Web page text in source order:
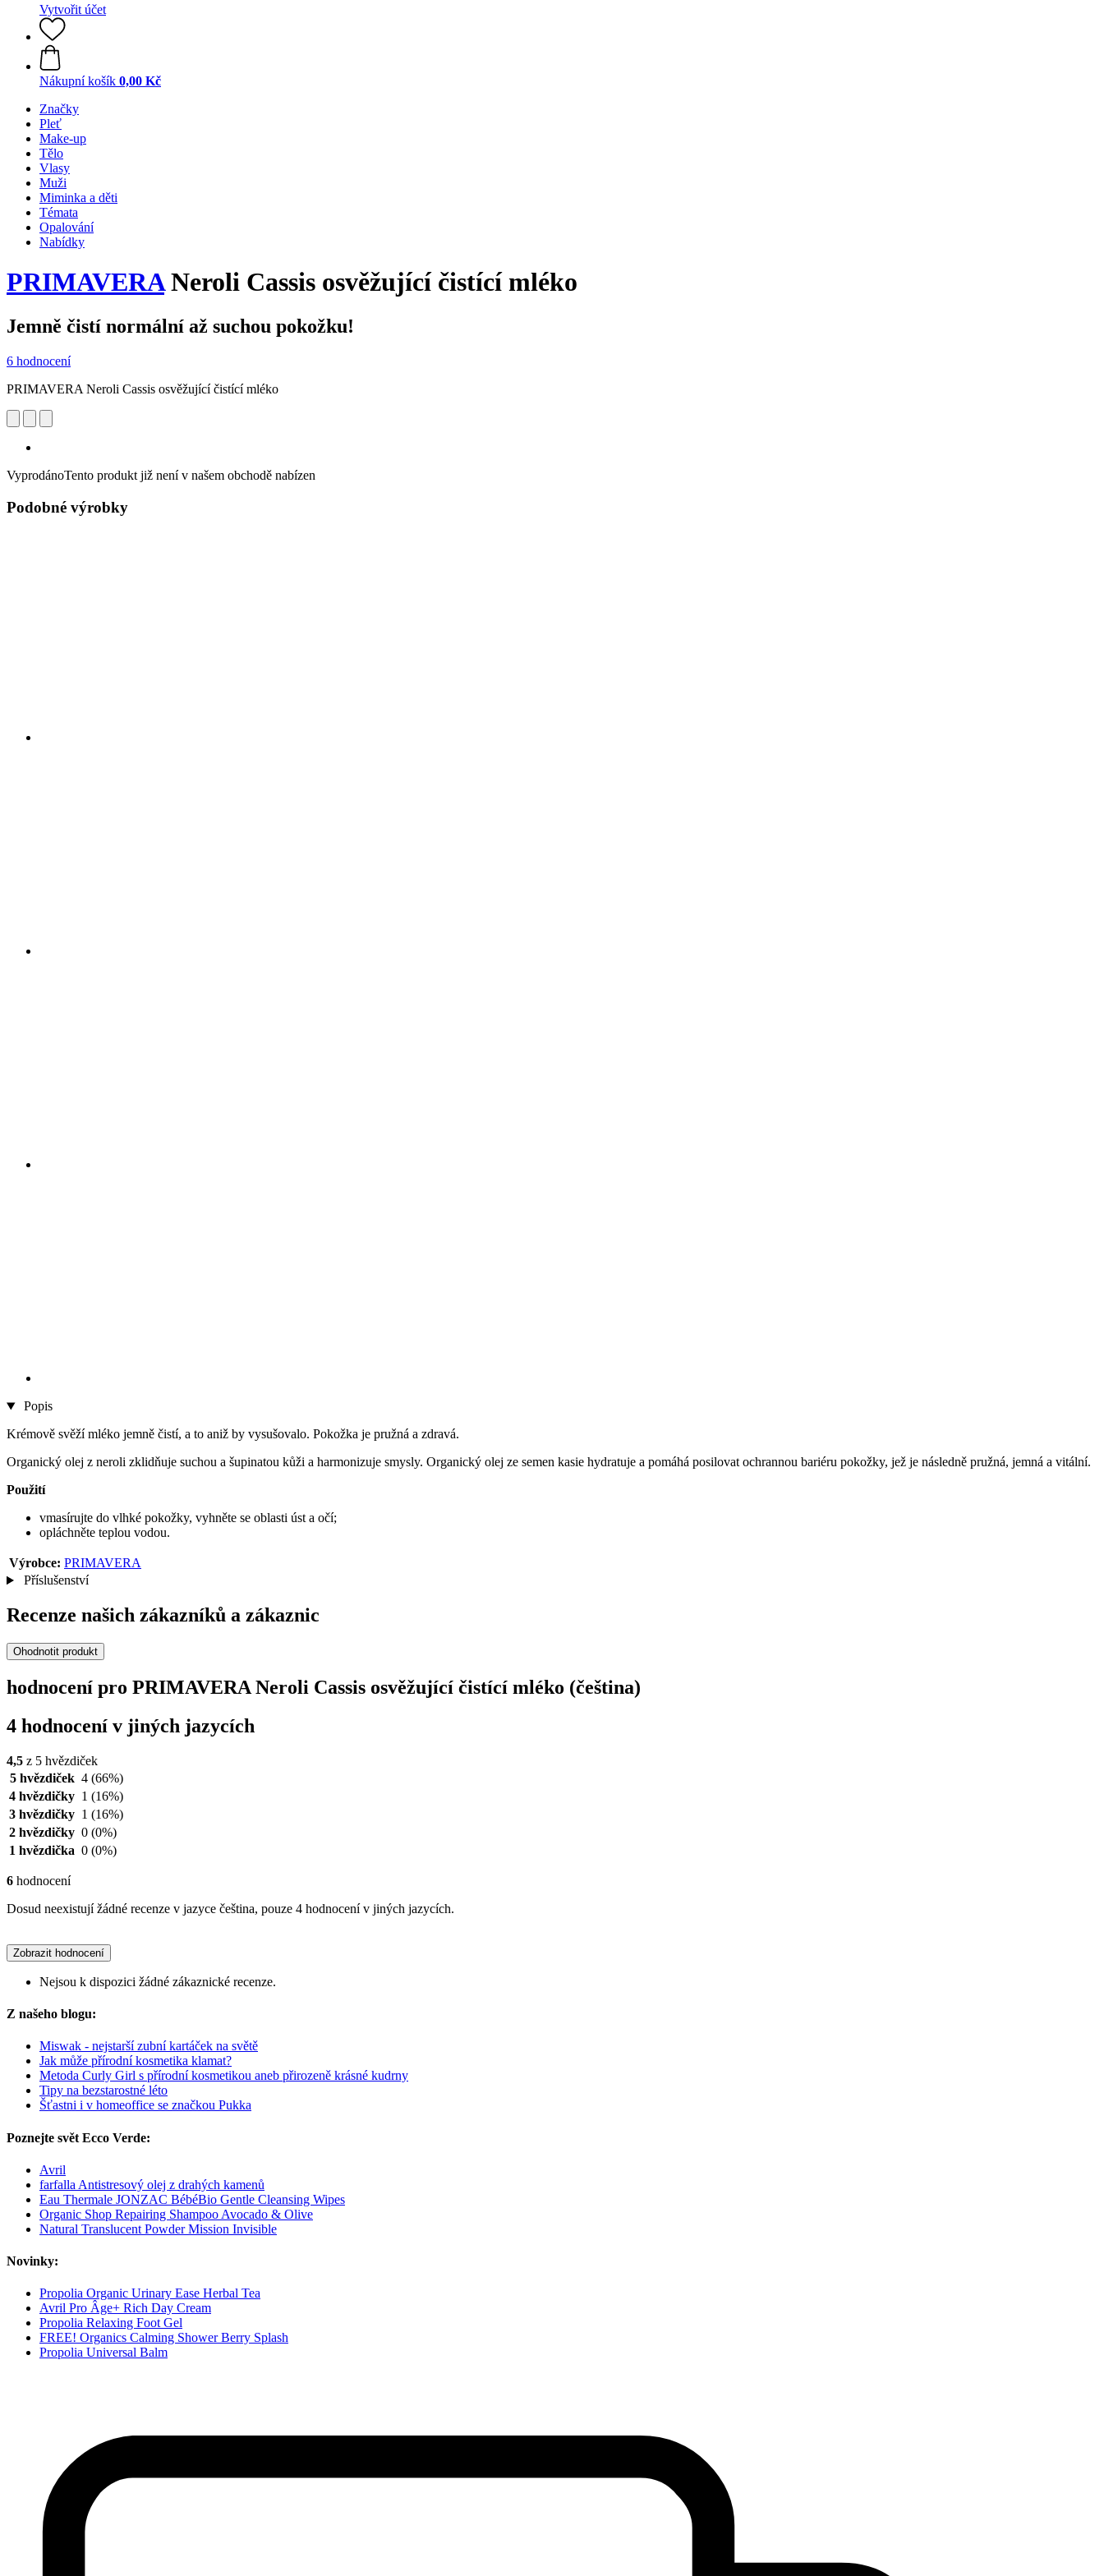
Vytvořit účet
Nákupní košík 0,00 Kč
Značky
Pleť
Make-up
Tělo
Vlasy
Muži
Miminka a děti
Témata
Opalování
Nabídky
PRIMAVERANeroli Cassis osvěžující čistící mléko
Jemně čistí normální až suchou pokožku!
6 hodnocení
PRIMAVERA Neroli Cassis osvěžující čistící mléko
VyprodánoTento produkt již není v našem obchodě nabízen
Podobné výrobky
Popis
Krémově svěží mléko jemně čistí, a to aniž by vysušovalo. Pokožka je pružná a zdravá.
Organický olej z neroli zklidňuje suchou a šupinatou kůži a harmonizuje smysly. Organický olej ze semen kasie hydratuje a pomáhá posilovat ochrannou bariéru pokožky, jež je následně pružná, jemná a vitální.
Použití
vmasírujte do vlhké pokožky, vyhněte se oblasti úst a očí;
opláchněte teplou vodou.
Výrobce: PRIMAVERA
Příslušenství
Recenze našich zákazníků a zákaznic
Ohodnotit produkt
hodnocení pro PRIMAVERA Neroli Cassis osvěžující čistící mléko (čeština)
4 hodnocení v jiných jazycích
4,5 z 5 hvězdiček
5 hvězdiček 4 (66%)
4 hvězdičky 1 (16%)
3 hvězdičky 1 (16%)
2 hvězdičky 0 (0%)
1 hvězdička 0 (0%)
6 hodnocení
Dosud neexistují žádné recenze v jazyce čeština, pouze 4 hodnocení v jiných jazycích.
Zobrazit hodnocení
Nejsou k dispozici žádné zákaznické recenze.
Z našeho blogu:
Miswak - nejstarší zubní kartáček na světě
Jak může přírodní kosmetika klamat?
Metoda Curly Girl s přírodní kosmetikou aneb přirozeně krásné kudrny
Tipy na bezstarostné léto
Šťastni i v homeoffice se značkou Pukka
Poznejte svět Ecco Verde:
Avril
farfalla Antistresový olej z drahých kamenů
Eau Thermale JONZAC BébéBio Gentle Cleansing Wipes
Organic Shop Repairing Shampoo Avocado & Olive
Natural Translucent Powder Mission Invisible
Novinky:
Propolia Organic Urinary Ease Herbal Tea
Avril Pro Âge+ Rich Day Cream
Propolia Relaxing Foot Gel
FREE! Organics Calming Shower Berry Splash
Propolia Universal Balm